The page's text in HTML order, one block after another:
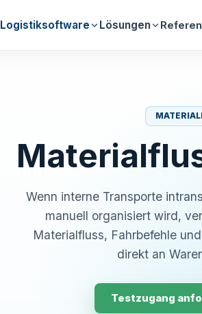
Logistiksoftware Lösungen
Wenn interne Transporte
manuell organisiert wird,
Materialfluss, Fahrbefehle
direkt an
Testzugang